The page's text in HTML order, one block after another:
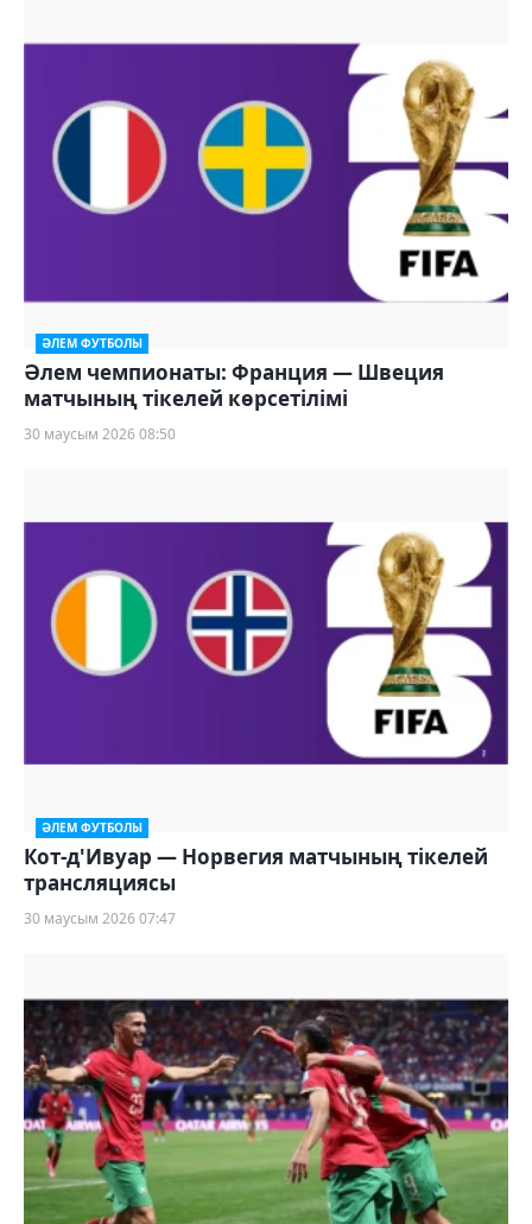
ӘЛЕМ ФУТБОЛЫ
Әлем чемпионаты: Франция — Швеция
матчының тікелей көрсетілімі
30 маусым 2026 08:50
ӘЛЕМ ФУТБОЛЫ
Кот-д'Ивуар — Норвегия матчының тікелей
трансляциясы
30 маусым 2026 07:47